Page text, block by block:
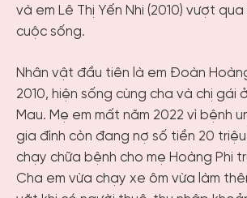
và em Lê Thị Yến Nhi (2010) vượt
cuộc sống.
Nhân vật đầu tiên là em Đoàn
2010, hiện sống cùng cha và chị gái
Mau. Mẹ em mất năm 2022 vì bệnh
gia đình còn đang nợ số tiền 20
chạy chữa bệnh cho mẹ Hoàng Phi
Cha em vừa chạy xe ôm vừa làm